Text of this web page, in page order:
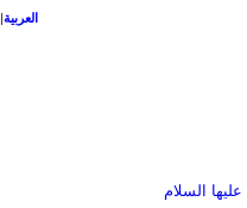
العربیة|
السلام